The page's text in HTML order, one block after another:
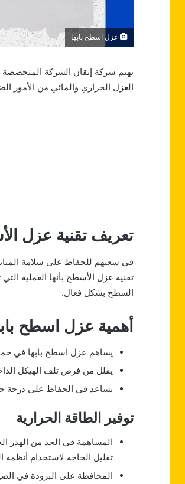
عزل اسطح بابها
تهتم شركة إتقان الشركة المتخصصة
العزل الحراري والمائي من الأمور
تعريف تقنية عزل
في سعيهم للحفاظ على سلامة
تقنية عزل الأسطح بأنها العملية
السطح بشكل فعال.
أهمية عزل اسطح
يساهم عزل اسطح بابها في
يقلل من فرص تلف الهيكل
يساعد في الحفاظ على درجة
توفير الطاقة الحرارية
المساهمة في الحد من الهدر
تقليل الحاجة لاستخدام أنظمة
المحافظة على البرودة في